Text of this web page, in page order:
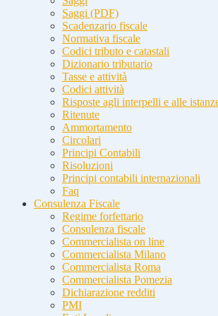
Saggi (PDF)
Scadenzario fiscale
Normativa fiscale
Codici tributo e catastali
Dizionario tributario
Tasse e attività
Codici attività
Risposte agli interpelli e alle
Ritenute
Ammortamento
Circolari
Principi Contabili
Risoluzioni
Principi contabili internazionali
Faq
Consulenza Fiscale
Regime forfettario
Consulenza fiscale
Commercialista on line
Commercialista Milano
Commercialista Roma
Commercialista Pomezia
Dichiarazione redditi
PMI